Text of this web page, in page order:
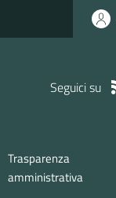
Seguici su
Trasparenza
amministrativa